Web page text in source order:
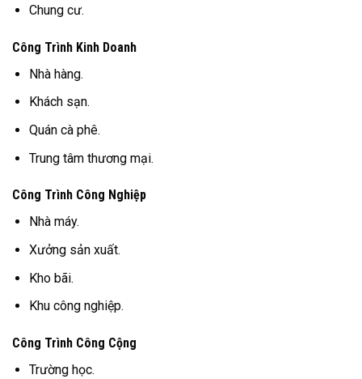
Chung cư.
Công Trình Kinh Doanh
Nhà hàng.
Khách sạn.
Quán cà phê.
Trung tâm thương mại.
Công Trình Công Nghiệp
Nhà máy.
Xưởng sản xuất.
Kho bãi.
Khu công nghiệp.
Công Trình Công Cộng
Trường học.